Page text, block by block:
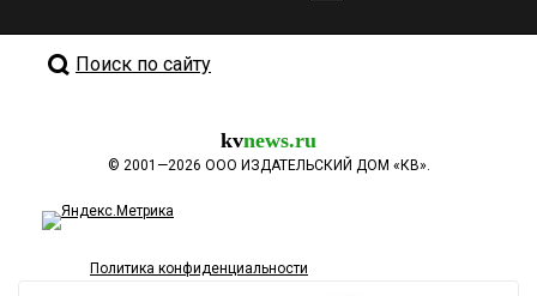
Поиск по сайту
kvnews.ru
© 2001—2026 ООО ИЗДАТЕЛЬСКИЙ ДОМ «КВ».
Политика конфиденциальности